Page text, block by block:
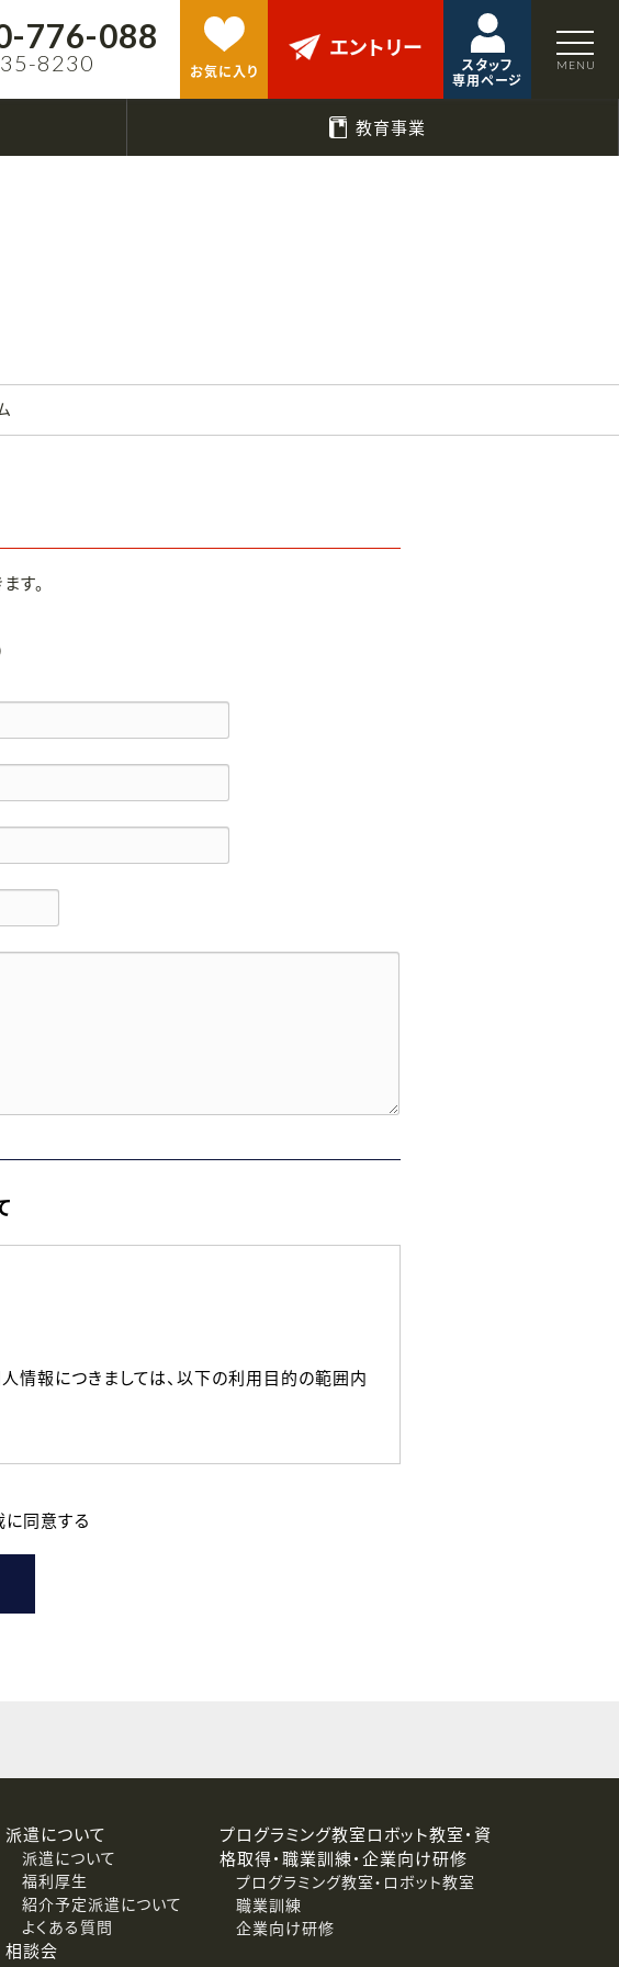
776-088
8230 お気に入り
エントリー
スタッフ
専用ページ
教育事業
す。
情報につきましては、以下の利用目的の範囲内
があります。
利用の停止、消去および第三者への提供停止）
同意する
派遣について
派遣について
福利厚生
紹介予定派遣について
よくある質問
相談会
プログラミング教室ロボット教室・資
格取得・職業訓練・企業向け研修
プログラミング教室・ロボット教室
職業訓練
企業向け研修